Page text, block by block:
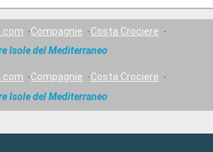
Compagnie
Costa Crociere
Isole del Mediterraneo
Compagnie
Costa Crociere
Isole del Mediterraneo